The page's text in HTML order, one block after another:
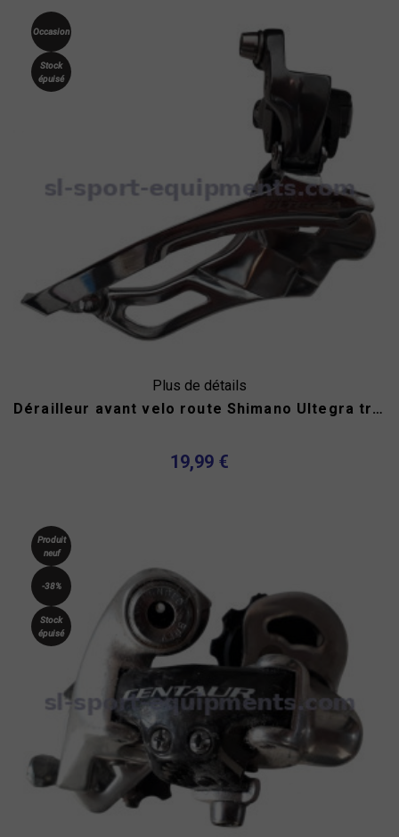
Plus de détails
Occasion
Stock
épuisé
Dérailleur avant velo route Shimano Ultegra triple...
19,99 €
Produit
neuf
-38%
Stock
épuisé